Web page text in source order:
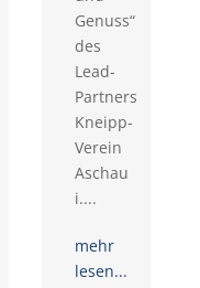
Genuss“
des
Lead-
Partners
Kneipp-
Verein
Aschau
i....
mehr
lesen...